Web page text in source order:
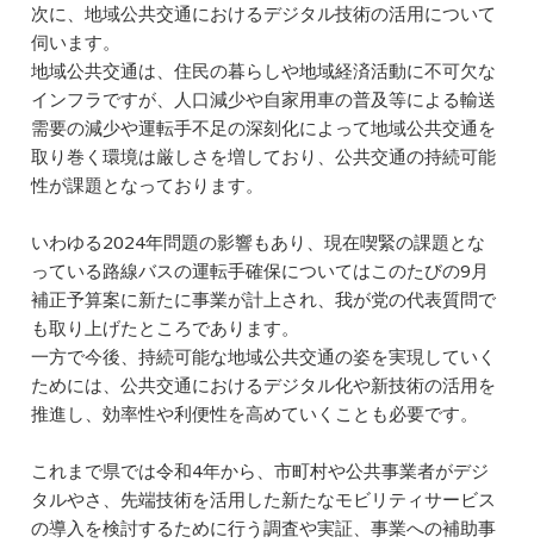
次に、地域公共交通におけるデジタル技術の活用について
伺います。
地域公共交通は、住民の暮らしや地域経済活動に不可欠な
インフラですが、人口減少や自家用車の普及等による輸送
需要の減少や運転手不足の深刻化によって地域公共交通を
取り巻く環境は厳しさを増しており、公共交通の持続可能
性が課題となっております。
いわゆる2024年問題の影響もあり、現在喫緊の課題とな
っている路線バスの運転手確保についてはこのたびの9月
補正予算案に新たに事業が計上され、我が党の代表質問で
も取り上げたところであります。
一方で今後、持続可能な地域公共交通の姿を実現していく
ためには、公共交通におけるデジタル化や新技術の活用を
推進し、効率性や利便性を高めていくことも必要です。
これまで県では令和4年から、市町村や公共事業者がデジ
タルやさ、先端技術を活用した新たなモビリティサービス
の導入を検討するために行う調査や実証、事業への補助事